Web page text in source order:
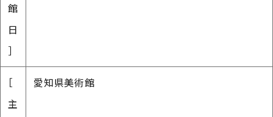
館
日
］
［
主
愛知県美術館